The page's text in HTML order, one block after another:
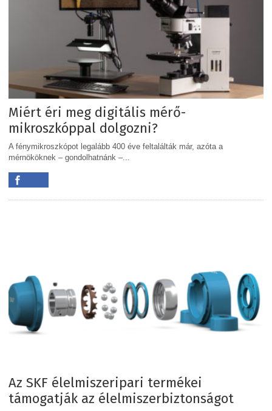
Miért éri meg digitális mérő-
mikroszkóppal dolgozni?
A fénymikroszkópot legalább 400 éve feltalálták már, azóta a
mérnököknek – gondolhatnánk –...
Az SKF élelmiszeripari termékei
támogatják az élelmiszerbiztonságot